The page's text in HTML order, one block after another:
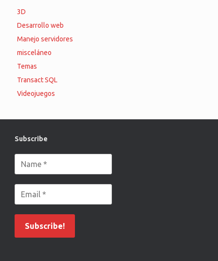
3D
Desarrollo web
Manejo servidores
misceláneo
Temas
Transact SQL
Videojuegos
Subscribe